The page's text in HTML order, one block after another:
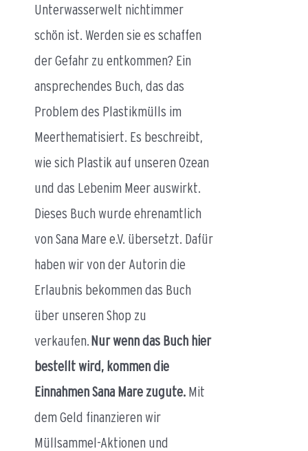
Unterwasserwelt nichtimmer
schön ist. Werden sie es schaffen
der Gefahr zu entkommen? Ein
ansprechendes Buch, das das
Problem des Plastikmülls im
Meerthematisiert. Es beschreibt,
wie sich Plastik auf unseren Ozean
und das Lebenim Meer auswirkt.
Dieses Buch wurde ehrenamtlich
von Sana Mare e.V. übersetzt. Dafür
haben wir von der Autorin die
Erlaubnis bekommen das Buch
über unseren Shop zu
verkaufen.Nur wenn das Buch hier
bestellt wird, kommen die
Einnahmen Sana Mare zugute. Mit
dem Geld finanzieren wir
Müllsammel-Aktionen und